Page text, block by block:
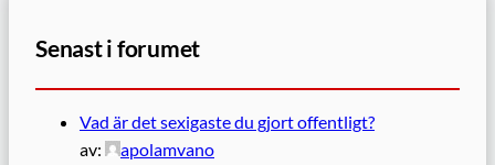
Senast i forumet
Vad är det sexigaste du gjort offentligt?
av:
apolamvano